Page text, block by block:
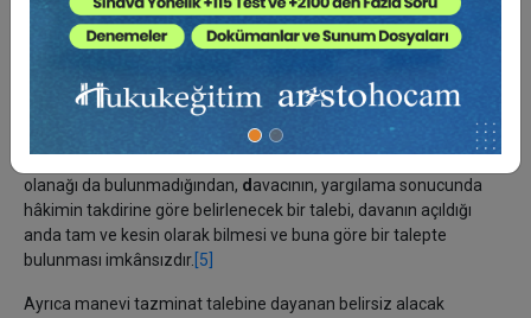
anlamda örneğinmanevi tazminat taleplerindetazminat
miktarının belirlenmesihâkimin takdirine aitolması nedeniyle,
Bu nedenlerlemanevi tazminat talepleri belirsiz alacak
davasına konu olabilir. Çünkü manevi tazminat miktarının
belirlenmesi hâkimin takdirine aittir. Gerek manevi tazminatı
hâkim takdir edeceğinden, gerek bu davalarda bilirkişiye başvuru
olanağı da bulunmadığından, d avacının, yargılama sonucunda
hâkimin takdirine göre belirlenecek bir talebi, davanın açıldığı
anda tam ve kesin olarak bilmesi ve buna göre bir talepte
bulunması imkânsızdır. [5]
Ayrıca manevi tazminat talebine dayanan belirsiz alacak